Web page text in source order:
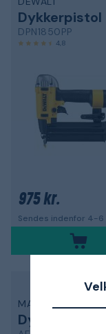
Dykkerpistol
DPN1850PP
4,8
975 kr.
Sendes indenfor 4-6
MAKITA
Dykkertpistol